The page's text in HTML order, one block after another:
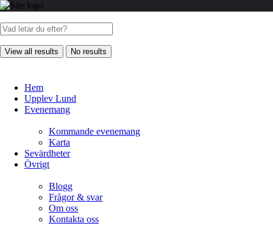
View all results No results
Hem
Upplev Lund
Evenemang
Kommande evenemang
Karta
Sevärdheter
Övrigt
Blogg
Frågor & svar
Om oss
Kontakta oss